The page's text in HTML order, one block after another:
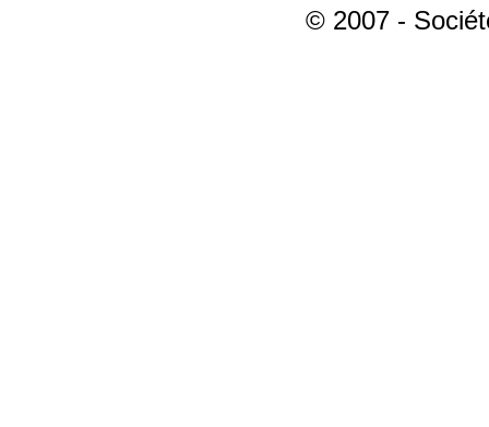
© 2007 -